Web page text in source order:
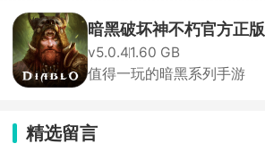
暗黑破坏神不朽官方正版
v5.0.41.60 GB
值得一玩的暗黑系列手游
精选留言